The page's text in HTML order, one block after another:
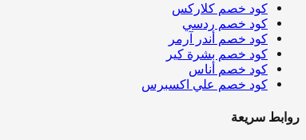
كود خصم كلاركس
كود خصم ردسي
كود خصم أندر آرمر
كود خصم بشرة كير
كود خصم أناس
كود خصم علي اكسبرس
روابط سريعة